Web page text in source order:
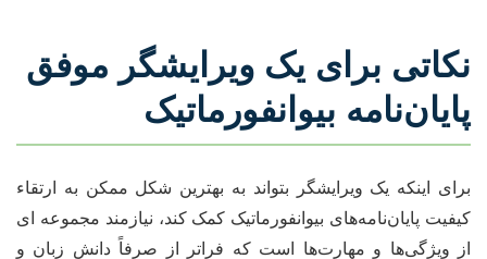
نکاتی برای یک ویرایشگر موفق
پایان‌نامه بیوانفورماتیک
برای اینکه یک ویرایشگر بتواند به بهترین شکل ممکن به ارتقاء
کیفیت پایان‌نامه‌های بیوانفورماتیک کمک کند، نیازمند مجموعه ای
از ویژگی‌ها و مهارت‌ها است که فراتر از صرفاً دانش زبان و